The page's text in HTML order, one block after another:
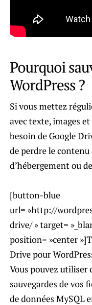
Pourquoi
WordPress ?
Si vous mettez
avec texte, images
besoin de Google
de perdre le
d’hébergement ou
[button-blue
url= »http://
drive/ » target=
position= »center
Drive pour
Vous pouvez utiliser
sauvegardes de vos
de données MySQL